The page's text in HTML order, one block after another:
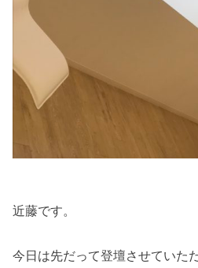
近藤です。
今日は先だって登壇させていた